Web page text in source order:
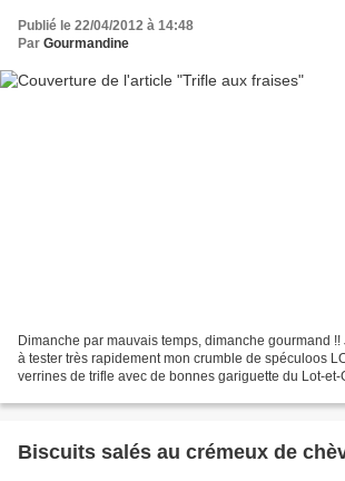
Publié le 22/04/2012 à 14:48
Par Gourmandine
Dimanche par mauvais temps, dimanche gourmand
à tester très rapidement mon crumble de spéculoos
verrines de trifle avec de bonnes gariguette du Lot-et-
Biscuits salés au crémeux de